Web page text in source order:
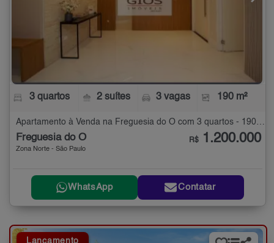
3 quartos 2 suítes 3 vagas 190 m²
Apartamento à Venda na Freguesia do Ó com 3 quartos - 190 m²
Freguesia do Ó
Zona Norte - São Paulo
R$ 1.200.000
WhatsApp Contatar
Lançamento